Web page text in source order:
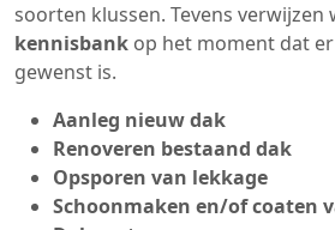
soorten klussen. Tevens verwijzen
kennisbank op het moment dat
gewenst is.
Aanleg nieuw dak
Renoveren bestaand dak
Opsporen van lekkage
Schoonmaken en/of coaten